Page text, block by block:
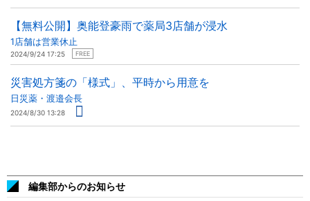
【無料公開】奥能登豪雨で薬局3店舗が浸水
1店舗は営業休止
2024/9/24 17:25 FREE
災害処方箋の「様式」、平時から用意を
日災薬・渡邉会長
2024/8/30 13:28
編集部からのお知らせ